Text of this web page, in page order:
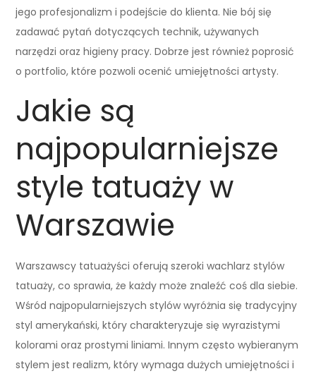
jego profesjonalizm i podejście do klienta. Nie bój się
zadawać pytań dotyczących technik, używanych
narzędzi oraz higieny pracy. Dobrze jest również poprosić
o portfolio, które pozwoli ocenić umiejętności artysty.
Jakie są
najpopularniejsze
style tatuaży w
Warszawie
Warszawscy tatuażyści oferują szeroki wachlarz stylów
tatuaży, co sprawia, że każdy może znaleźć coś dla siebie.
Wśród najpopularniejszych stylów wyróżnia się tradycyjny
styl amerykański, który charakteryzuje się wyrazistymi
kolorami oraz prostymi liniami. Innym często wybieranym
stylem jest realizm, który wymaga dużych umiejętności i